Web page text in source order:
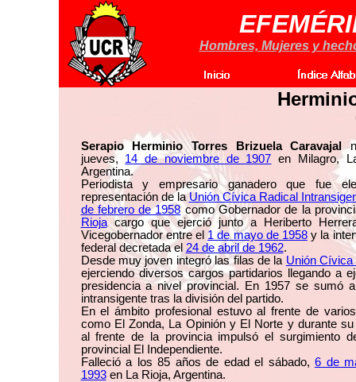
Hombres, Mujeres y
Serapio Herminio Torres Brizuela Caravajal
jueves, 14 de noviembre de 1907 en Milagro,
Argentina.
Periodista y empresario ganadero que fue
representación de laUnión Cívica Radical
de febrero de 1958como Gobernador de la
Riojacargo que ejerció junto a Heriberto
Vicegobernador entre el 1 de mayo de 1958y la
federal decretada el 24 de abril de 1962.
Desde muy joven integró las filas de la Unión Cívica
ejerciendo diversos cargos partidarios llegando a
presidencia a nivel provincial. En 1957 se sumó
intransigente tras la división del partido.
En el ámbito profesional estuvo al frente de
como El Zonda, La Opinión y El Norte y durante su
al frente de la provincia impulsó el surgimiento
provincial El Independiente.
Falleció a los 85 años de edad el sábado, 6 de
1993en La Rioja, Argentina.